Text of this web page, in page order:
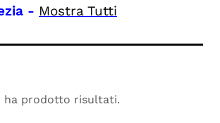
- Mostra Tutti
ha prodotto risultati.